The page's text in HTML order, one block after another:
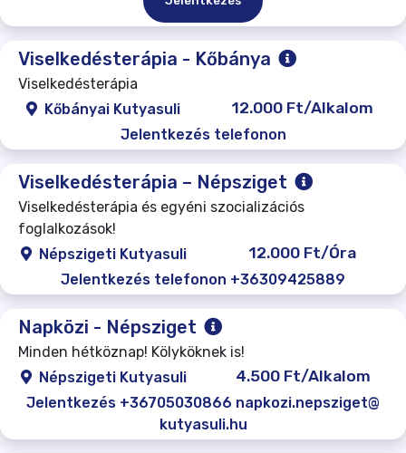
Viselkedésterápia - Kőbánya
Viselkedésterápia
Kőbányai Kutyasuli
12.000 Ft/Alkalom
Jelentkezés telefonon
Viselkedésterápia – Népsziget
Viselkedésterápia és egyéni szocializációs
foglalkozások!
Népszigeti Kutyasuli
12.000 Ft/Óra
Jelentkezés telefonon +36309425889
Napközi - Népsziget
Minden hétköznap! Kölyköknek is!
Népszigeti Kutyasuli
4.500 Ft/Alkalom
Jelentkezés +36705030866 napkozi.nepsziget@
kutyasuli.hu